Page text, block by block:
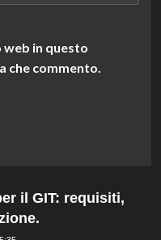
web in questo
che commento.
il GIT: requisiti,